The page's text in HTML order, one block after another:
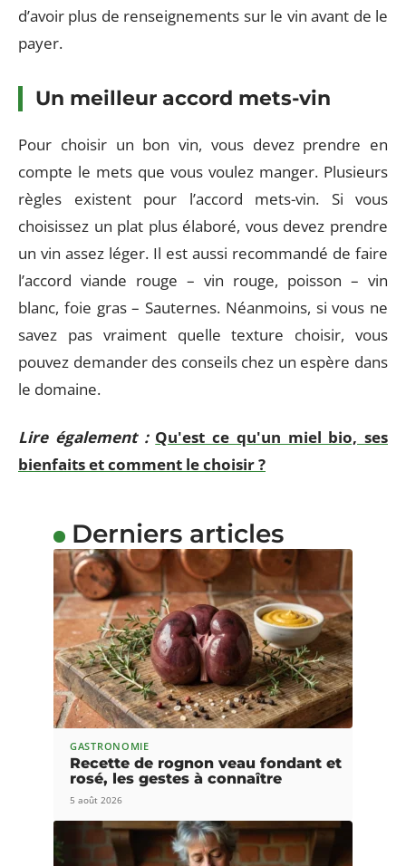
d’avoir plus de renseignements sur le vin avant de le
payer.
Un meilleur accord mets-vin
Pour choisir un bon vin, vous devez prendre en
compte le mets que vous voulez manger. Plusieurs
règles existent pour l’accord mets-vin. Si vous
choisissez un plat plus élaboré, vous devez prendre
un vin assez léger. Il est aussi recommandé de faire
l’accord viande rouge – vin rouge, poisson – vin
blanc, foie gras – Sauternes. Néanmoins, si vous ne
savez pas vraiment quelle texture choisir, vous
pouvez demander des conseils chez un espère dans
le domaine.
Lire également : Qu'est ce qu'un miel bio, ses
bienfaits et comment le choisir ?
Derniers articles
GASTRONOMIE
Recette de rognon veau fondant et
rosé, les gestes à connaître
5 août 2026